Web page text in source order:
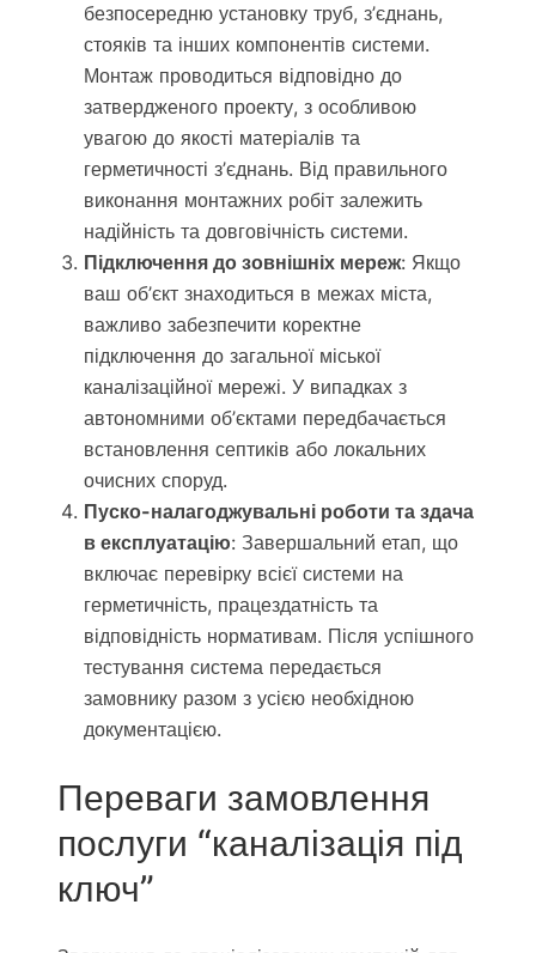
безпосередню установку труб, з’єднань,
стояків та інших компонентів системи.
Монтаж проводиться відповідно до
затвердженого проекту, з особливою
увагою до якості матеріалів та
герметичності з’єднань. Від правильного
виконання монтажних робіт залежить
надійність та довговічність системи.
Підключення до зовнішніх мереж: Якщо
ваш об’єкт знаходиться в межах міста,
важливо забезпечити коректне
підключення до загальної міської
каналізаційної мережі. У випадках з
автономними об’єктами передбачається
встановлення септиків або локальних
очисних споруд.
Пуско-налагоджувальні роботи та здача
в експлуатацію: Завершальний етап, що
включає перевірку всієї системи на
герметичність, працездатність та
відповідність нормативам. Після успішного
тестування система передається
замовнику разом з усією необхідною
документацією.
Переваги замовлення
послуги “каналізація під
ключ”